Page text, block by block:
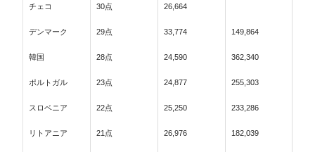
チェコ 30点 26,664
デンマーク 29点 33,774 149,864
韓国 28点 24,590 362,340
ポルトガル 23点 24,877 255,303
スロベニア 22点 25,250 233,286
リトアニア 21点 26,976 182,039